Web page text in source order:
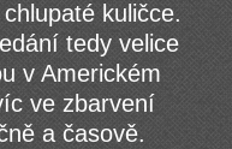
kuličce.
tedy velice
v Americkém
ve zbarvení
a časově.